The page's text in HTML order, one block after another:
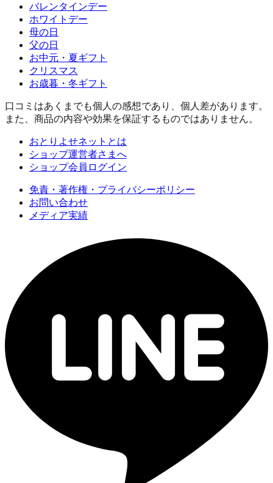
バレンタインデー
ホワイトデー
母の日
父の日
お中元・夏ギフト
クリスマス
お歳暮・冬ギフト
口コミはあくまでも個人の感想であり、個人差があります。
また、商品の内容や効果を保証するものではありません。
おとりよせネットとは
ショップ運営者さまへ
ショップ会員ログイン
免責・著作権・プライバシーポリシー
お問い合わせ
メディア実績